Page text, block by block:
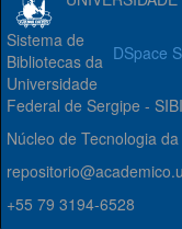
DSpace
Sistema de
Bibliotecas da
Universidade
Federal de Sergipe -
Núcleo de Tecnologia
+55 79 3194-6528